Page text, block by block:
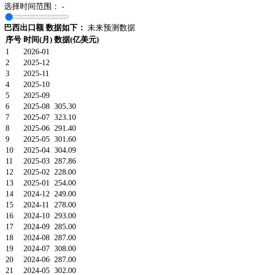
选择时间范围： -
巴西出口额 数据如下：
未来预测数据
序号 时间(月) 数据(亿美元)
1
2026-01
2
2025-12
3
2025-11
4
2025-10
5
2025-09
6
2025-08 305.30
7
2025-07 323.10
8
2025-06 291.40
9
2025-05 301.60
10
2025-04 304.09
11
2025-03 287.86
12
2025-02
228.00
13
2025-01
254.00
14
2024-12
249.00
15
2024-11
278.00
16
2024-10 293.00
17
2024-09 285.00
18
2024-08 287.00
19
2024-07 308.00
20
2024-06 287.00
21
2024-05 302.00